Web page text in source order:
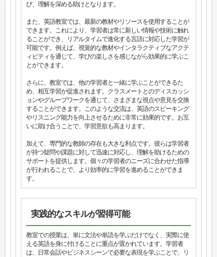
び、理解を深める助けとなります。
また、英語教室では、最新の教材やリソースを使用することが
できます。これにより、学習者は常に新しい情報や技術に触れ
ることができ、リアルタイムで進化する言語に対応した学習が
可能です。例えば、視覚的な教材やインタラクティブなアクテ
ィビティを通じて、学びの楽しさを感じながら効果的に学ぶこ
とができます。
さらに、教室では、他の学習者と一緒に学ぶことができるた
め、相互学習が促進されます。クラスメートとのディスカッシ
ョンやグループワークを通じて、さまざまな視点や意見を交換
することができます。このような交流は、英語のスピーキング
やリスニング能力を向上させるために非常に効果的です。お互
いに助け合うことで、学習意欲も高まります。
加えて、専門的な教師の存在も大きな利点です。彼らは学習者
が持つ疑問や課題に対して迅速に対応し、理解を助けるための
サポートを提供します。個々の学習者のニーズに合わせた指導
が行われることで、より効率的に学習を進めることができま
す。
実践的なスキルが習得可能
教室での授業は、単に文法や単語を学ぶだけでなく、実際に使
える英語を身に付けることに重点が置かれています。学習者
は、日常会話やビジネスシーンで必要な表現を学ぶことで、リ